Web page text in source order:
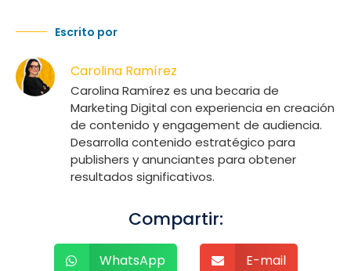
Escrito por
Carolina Ramírez
Carolina Ramírez es una becaria de
Marketing Digital con experiencia en creación
de contenido y engagement de audiencia.
Desarrolla contenido estratégico para
publishers y anunciantes para obtener
resultados significativos.
Compartir:
WhatsApp E-mail